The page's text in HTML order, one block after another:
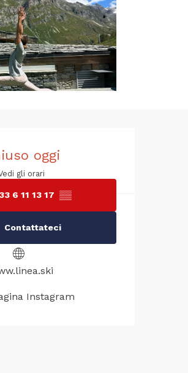
e
oggi
gli orari
6 11 13 17 ▒▒
Contattateci
Instagram